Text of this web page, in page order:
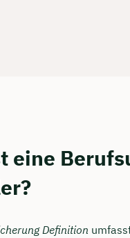
eine
Definition